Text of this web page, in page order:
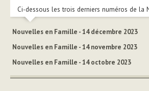
Ci-dessous les trois derniers numéros de la
Nouvelles en Famille - 14 décembre 2023
Nouvelles en Famille - 14 novembre 2023
Nouvelles en Famille - 14 octobre 2023